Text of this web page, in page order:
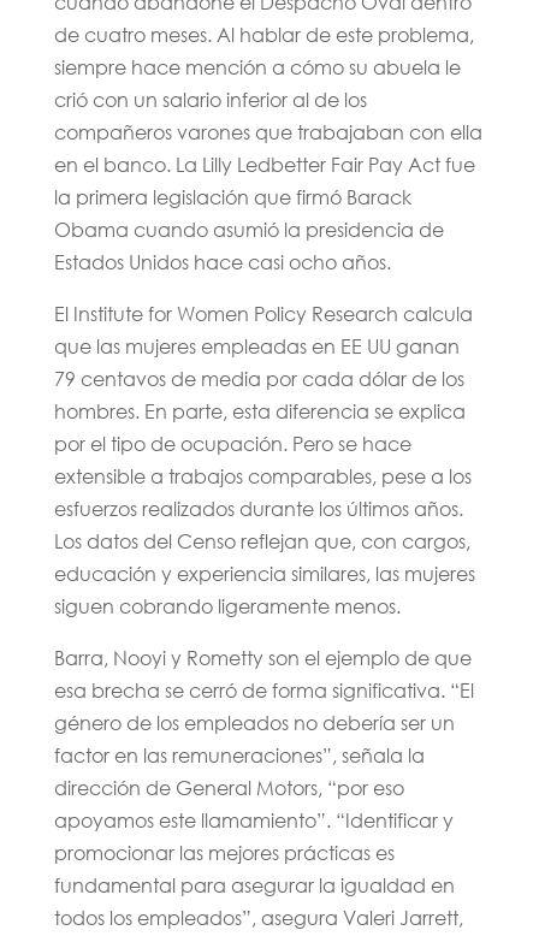
de cuatro meses. Al hablar de este problema,
siempre hace mención a cómo su abuela le
crió con un salario inferior al de los
compañeros varones que trabajaban con ella
en el banco. La Lilly Ledbetter Fair Pay Act fue
la primera legislación que firmó Barack
Obama cuando asumió la presidencia de
Estados Unidos hace casi ocho años.
El Institute for Women Policy Research calcula
que las mujeres empleadas en EE UU ganan
79 centavos de media por cada dólar de los
hombres. En parte, esta diferencia se explica
por el tipo de ocupación. Pero se hace
extensible a trabajos comparables, pese a los
esfuerzos realizados durante los últimos años.
Los datos del Censo reflejan que, con cargos,
educación y experiencia similares, las mujeres
siguen cobrando ligeramente menos.
Barra, Nooyi y Rometty son el ejemplo de que
esa brecha se cerró de forma significativa. “El
género de los empleados no debería ser un
factor en las remuneraciones”, señala la
dirección de General Motors, “por eso
apoyamos este llamamiento”. “Identificar y
promocionar las mejores prácticas es
fundamental para asegurar la igualdad en
todos los empleados”, asegura Valeri Jarrett,